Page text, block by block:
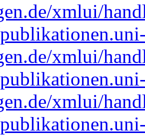
xmlui/
xmlui/
xmlui/